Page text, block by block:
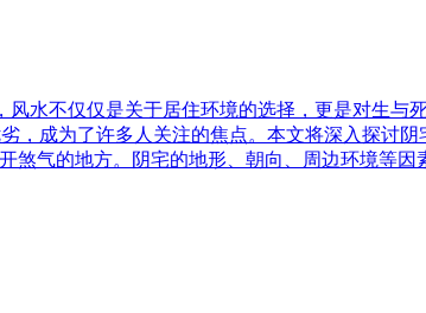
水不仅仅是关于居住环境的选择，更是对生
，成为了许多人关注的焦点。本文将深入探讨
煞气的地方。阴宅的地形、朝向、周边环境等因